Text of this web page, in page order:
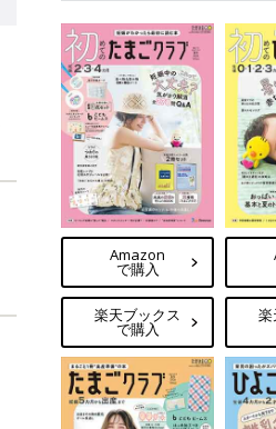
Amazon
で購入
楽天ブックス
で購入
楽